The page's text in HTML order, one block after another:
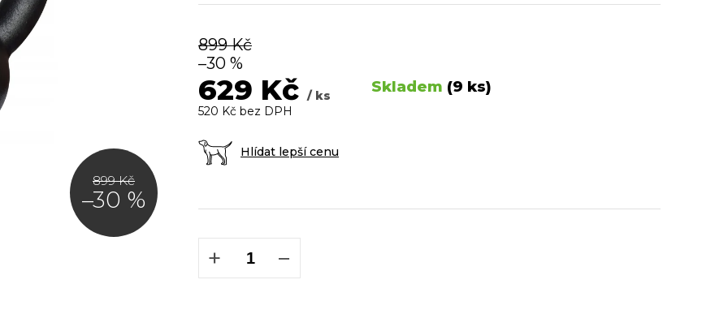
899 Kč
–30 %
899 Kč
–30 %
629 Kč / ks Skladem (9 ks)
Hlídat lepší cenu
520 Kč bez DPH
+ −